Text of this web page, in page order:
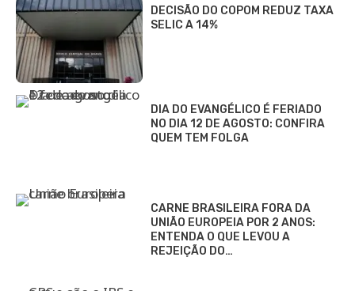
DECISÃO DO COPOM REDUZ TAXA
SELIC A 14%
DIA DO EVANGÉLICO É FERIADO
NO DIA 12 DE AGOSTO: CONFIRA
QUEM TEM FOLGA
CARNE BRASILEIRA FORA DA
UNIÃO EUROPEIA POR 2 ANOS:
ENTENDA O QUE LEVOU A
REJEIÇÃO DO…